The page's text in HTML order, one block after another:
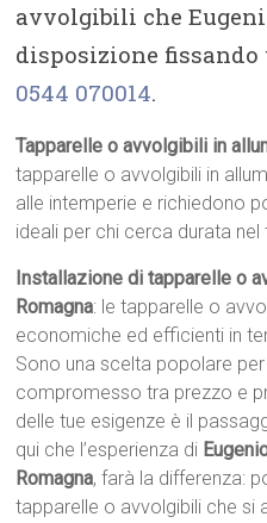
avvolgibili che
disposizione
0544 070014.
Tapparelle o avvolgibili in
tapparelle o avvolgibili in
alle intemperie e richiedono
ideali per chi cerca durata nel
Installazione di tapparelle o
Romagna: le tapparelle o
economiche ed efficienti in
Sono una scelta popolare
compromesso tra prezzo e
delle tue esigenze è il
qui che l’esperienza di
Romagna, farà la differenza:
tapparelle o avvolgibili che si